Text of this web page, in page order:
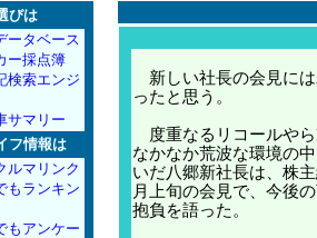
びは
ータベース
ー採点簿
検索エンジ
サマリー
フ情報は
ルマリンク
もランキン
もアンケー
新しい社長の会見に
ったと思う。
度重なるリコールや
なかなか荒波な環境の
いだ八郷新社長は、株
月上旬の会見で、今後
抱負を語った。